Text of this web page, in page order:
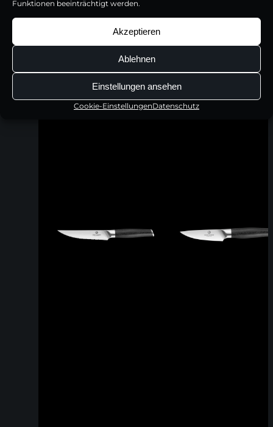
Funktionen beeinträchtigt werden.
Akzeptieren
Ablehnen
Einstellungen ansehen
Cookie-EinstellungenDatenschutz
‏‏‎